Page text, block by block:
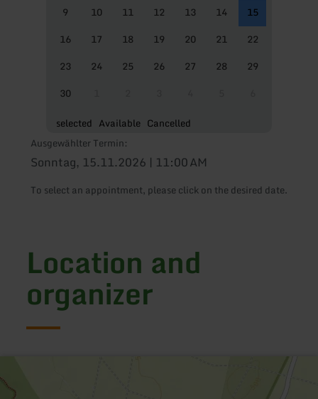
9
10 11 12 13 14
15
16
17 18 19 20 21
22
23
24 25 26 27 28
29
30
selected Available Cancelled
Ausgewählter Termin:
Sonntag, 15.11.2026 | 11:00 AM
To select an appointment, please click on the desired date.
Location and
organizer